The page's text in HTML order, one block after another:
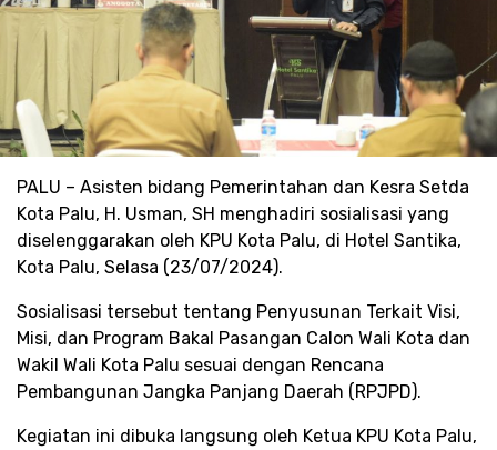
PALU – Asisten bidang Pemerintahan dan Kesra Setda
Kota Palu, H. Usman, SH menghadiri sosialisasi yang
diselenggarakan oleh KPU Kota Palu, di Hotel Santika,
Kota Palu, Selasa (23/07/2024).
Sosialisasi tersebut tentang Penyusunan Terkait Visi,
Misi, dan Program Bakal Pasangan Calon Wali Kota dan
Wakil Wali Kota Palu sesuai dengan Rencana
Pembangunan Jangka Panjang Daerah (RPJPD).
Kegiatan ini dibuka langsung oleh Ketua KPU Kota Palu,